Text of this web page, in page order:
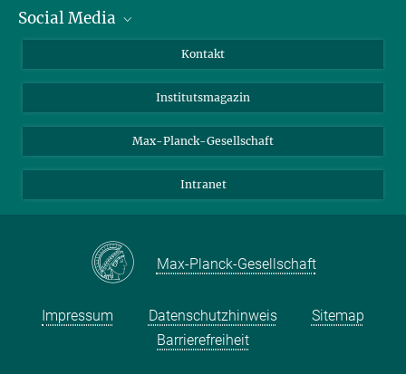
Alumni
Fördernde
Schulen
Studierende
Social Media
Bluesky
Facebook
YouTube
Kontakt
Institutsmagazin
Max-Planck-Gesellschaft
Intranet
Max-Planck-Gesellschaft
Impressum Datenschutzhinweis
Sitemap
Barrierefreiheit